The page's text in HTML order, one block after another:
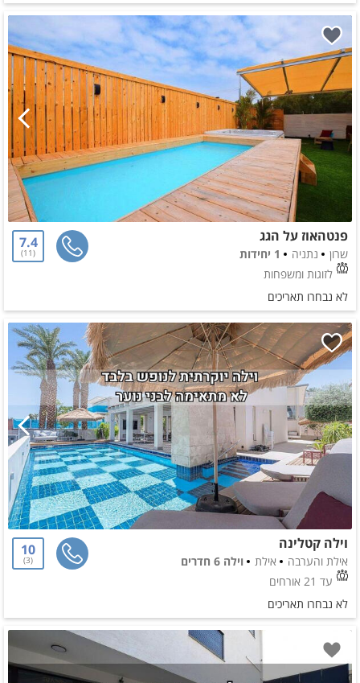
פנטהאוז על הגג
שרון נתניה
1 יחידות
לזוגות ומשפחות
7.4
11
לא נבחרו תאריכים
וילה קטלינה
אילת והערבה אילת
וילה 6 חדרים
עד 21 אורחים
10
3
לא נבחרו תאריכים